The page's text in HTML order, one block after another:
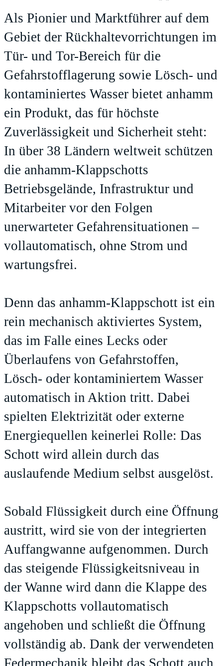
Als Pionier und Marktführer auf dem
Gebiet der Rückhaltevorrichtungen im
Tür- und Tor-Bereich für die
Gefahrstofflagerung sowie Lösch- und
kontaminiertes Wasser bietet anhamm
ein Produkt, das für höchste
Zuverlässigkeit und Sicherheit steht:
In über 38 Ländern weltweit schützen
die anhamm-Klappschotts
Betriebsgelände, Infrastruktur und
Mitarbeiter vor den Folgen
unerwarteter Gefahrensituationen –
vollautomatisch, ohne Strom und
wartungsfrei.
Denn das anhamm-Klappschott ist ein
rein mechanisch aktiviertes System,
das im Falle eines Lecks oder
Überlaufens von Gefahrstoffen,
Lösch- oder kontaminiertem Wasser
automatisch in Aktion tritt. Dabei
spielten Elektrizität oder externe
Energiequellen keinerlei Rolle: Das
Schott wird allein durch das
auslaufende Medium selbst ausgelöst.
Sobald Flüssigkeit durch eine Öffnung
austritt, wird sie von der integrierten
Auffangwanne aufgenommen. Durch
das steigende Flüssigkeitsniveau in
der Wanne wird dann die Klappe des
Klappschotts vollautomatisch
angehoben und schließt die Öffnung
vollständig ab. Dank der verwendeten